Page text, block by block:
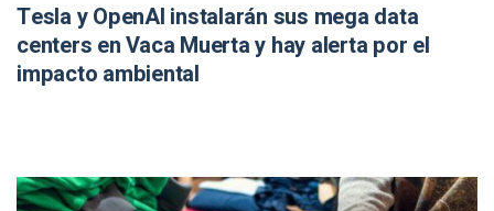
Tesla y OpenAI instalarán sus mega data
centers en Vaca Muerta y hay alerta por el
impacto ambiental